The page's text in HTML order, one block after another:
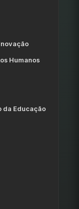
Humanos
da Educação